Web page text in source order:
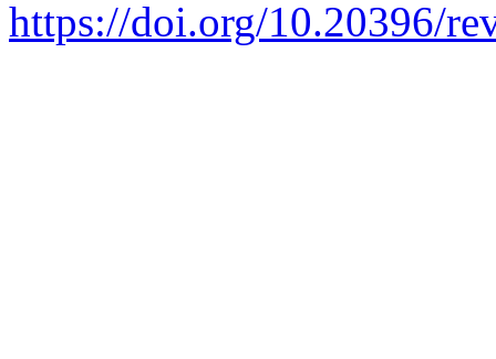
https://doi.org/10.20396/